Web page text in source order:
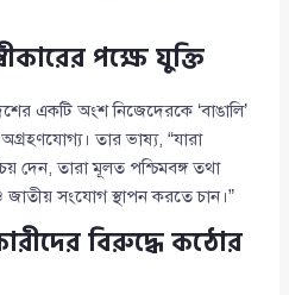
পক্ষে যুক্তি
একটি অংশ নিজেদেরকে ‘বাঙালি’
তার ভাষ্য, “যারা
দেন, তারা মূলত পশ্চিমবঙ্গ তথা
সংযোগ স্থাপন করতে চান।”
বিরুদ্ধে কঠোর